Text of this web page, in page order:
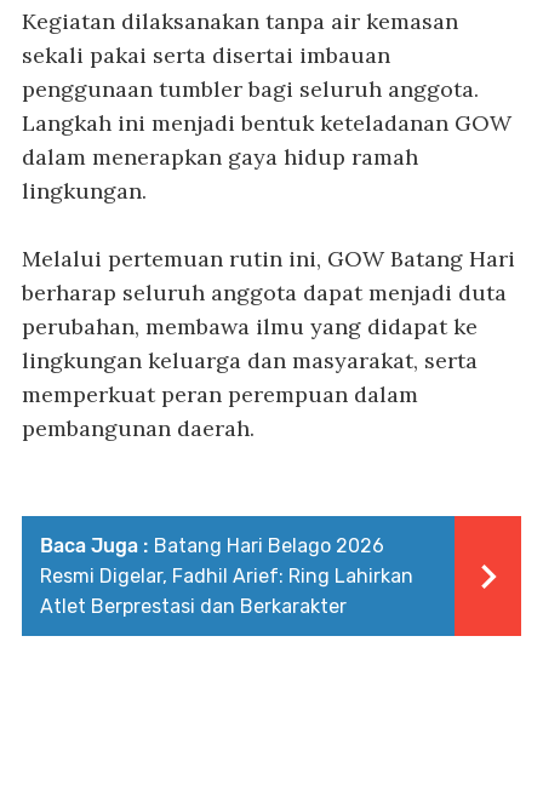
Kegiatan dilaksanakan tanpa air kemasan
sekali pakai serta disertai imbauan
penggunaan tumbler bagi seluruh anggota.
Langkah ini menjadi bentuk keteladanan GOW
dalam menerapkan gaya hidup ramah
lingkungan.
Melalui pertemuan rutin ini, GOW Batang Hari
berharap seluruh anggota dapat menjadi duta
perubahan, membawa ilmu yang didapat ke
lingkungan keluarga dan masyarakat, serta
memperkuat peran perempuan dalam
pembangunan daerah.
Baca Juga : Batang Hari Belago 2026
Resmi Digelar, Fadhil Arief: Ring Lahirkan
Atlet Berprestasi dan Berkarakter